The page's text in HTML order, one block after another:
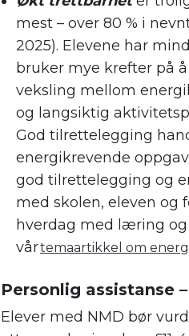
mest – over 80 % i
2025). Elevene har
bruker mye krefter på
veksling mellom
og langsiktig
God tilrettelegging
energikrevende
god tilrettelegging og
med skolen, eleven og
hverdag med læring og
vårtemaartikkel om
Personlig assistanse
Elever med NMD bør